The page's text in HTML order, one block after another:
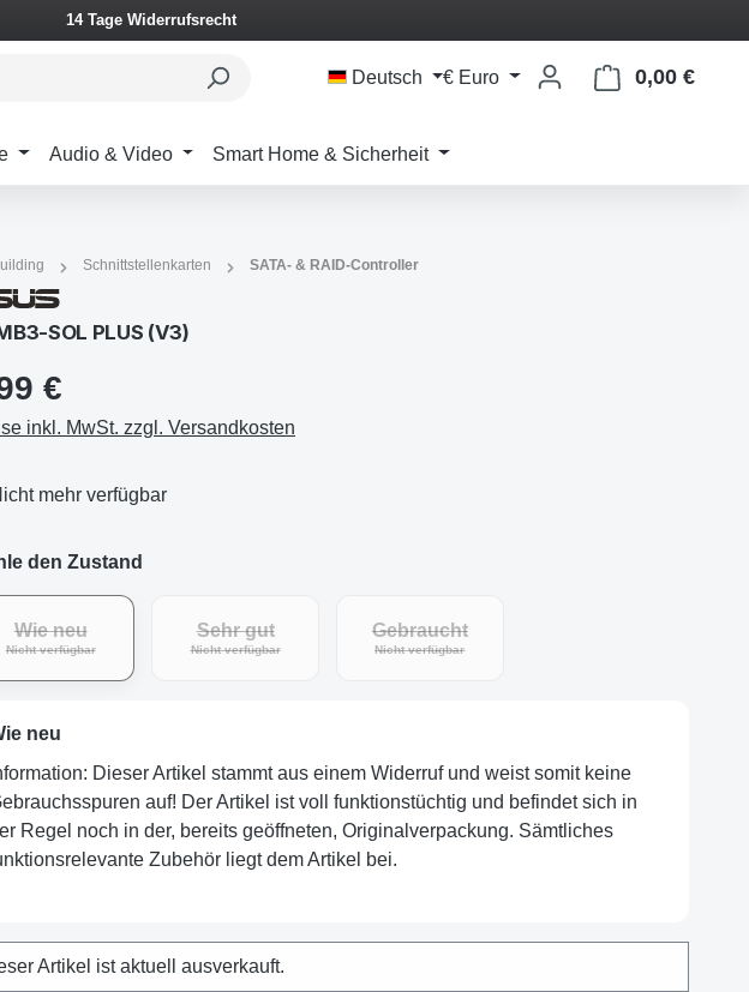
14 Tage Widerrufsrecht
Deutsch € Euro 0,00 €
Audio & Video Smart Home & Sicherheit
Schnittstellenkarten SATA- & RAID-Controller
SOL PLUS (V3)
€
inkl. MwSt. zzgl. Versandkosten
mehr verfügbar
den Zustand
Wie neu
Nicht verfügbar
Sehr gut
Nicht verfügbar
Gebraucht
Nicht verfügbar
neu
Dieser Artikel stammt aus einem Widerruf und weist somit keine
auf! Der Artikel ist voll funktionstüchtig und befindet sich in
Regel noch in der, bereits geöffneten, Originalverpackung. Sämtliches
Zubehör liegt dem Artikel bei.
Artikel ist aktuell ausverkauft.